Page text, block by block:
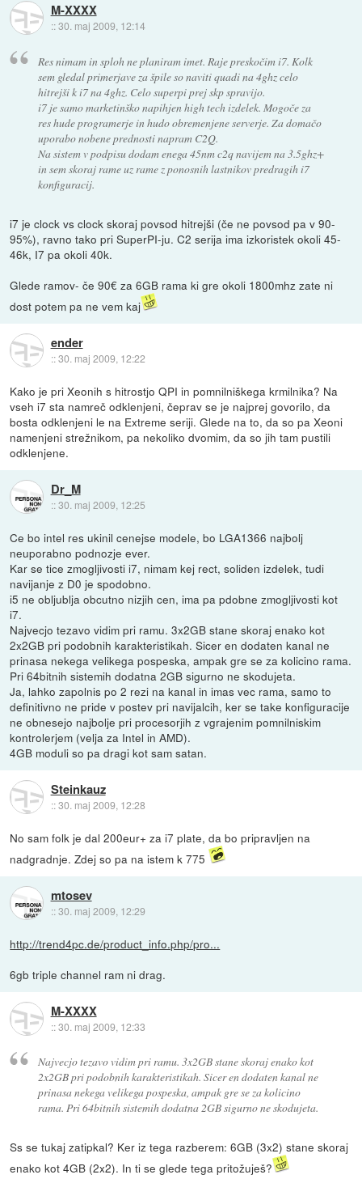
M-XXXX
::30. maj 2009, 12:14
Res nimam in sploh ne planiram imet. Raje preskočim i7. Kolk
sem gledal primerjave za špile so naviti quadi na 4ghz celo
hitrejši k i7 na 4ghz. Celo superpi prej skp spravijo.
i7 je samo marketinško napihjen high tech izdelek. Mogoče za
res hude programerje in hudo obremenjene serverje. Za domačo
uporabo nobene prednosti napram C2Q.
Na sistem v podpisu dodam enega 45nm c2q navijem na 3.5ghz+
in sem skoraj rame uz rame z ponosnih lastnikov predragih i7
konfiguracij.
i7 je clock vs clock skoraj povsod hitrejši (če ne povsod pa v 90-
95%), ravno tako pri SuperPI-ju. C2 serija ima izkoristek okoli 45-
46k, I7 pa okoli 40k.
Glede ramov- če 90€ za 6GB rama ki gre okoli 1800mhz zate ni
dost potem pa ne vem kaj
ender
::30. maj 2009, 12:22
Kako je pri Xeonih s hitrostjo QPI in pomnilniškega krmilnika? Na
vseh i7 sta namreč odklenjeni, čeprav se je najprej govorilo, da
bosta odklenjeni le na Extreme seriji. Glede na to, da so pa Xeoni
namenjeni strežnikom, pa nekoliko dvomim, da so jih tam pustili
odklenjene.
Dr_M
::30. maj 2009, 12:25
Ce bo intel res ukinil cenejse modele, bo LGA1366 najbolj
neuporabno podnozje ever.
Kar se tice zmogljivosti i7, nimam kej rect, soliden izdelek, tudi
navijanje z D0 je spodobno.
i5 ne obljublja obcutno nizjih cen, ima pa pdobne zmogljivosti kot
i7.
Najvecjo tezavo vidim pri ramu. 3x2GB stane skoraj enako kot
2x2GB pri podobnih karakteristikah. Sicer en dodaten kanal ne
prinasa nekega velikega pospeska, ampak gre se za kolicino rama.
Pri 64bitnih sistemih dodatna 2GB sigurno ne skodujeta.
Ja, lahko zapolnis po 2 rezi na kanal in imas vec rama, samo to
definitivno ne pride v postev pri navijalcih, ker se take konfiguracije
ne obnesejo najbolje pri procesorjih z vgrajenim pomnilniskim
kontrolerjem (velja za Intel in AMD).
4GB moduli so pa dragi kot sam satan.
Steinkauz
::30. maj 2009, 12:28
No sam folk je dal 200eur+ za i7 plate, da bo pripravljen na
nadgradnje. Zdej so pa na istem k 775
mtosev
::30. maj 2009, 12:29
http://trend4pc.de/product_info.php/pro...
6gb triple channel ram ni drag.
M-XXXX
::30. maj 2009, 12:33
Najvecjo tezavo vidim pri ramu. 3x2GB stane skoraj enako kot
2x2GB pri podobnih karakteristikah. Sicer en dodaten kanal ne
prinasa nekega velikega pospeska, ampak gre se za kolicino
rama. Pri 64bitnih sistemih dodatna 2GB sigurno ne skodujeta.
Ss se tukaj zatipkal? Ker iz tega razberem: 6GB (3x2) stane skoraj
enako kot 4GB (2x2). In ti se glede tega pritožuješ?